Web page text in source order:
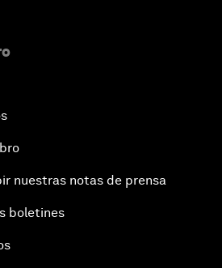
nuestras notas de prensa
boletines